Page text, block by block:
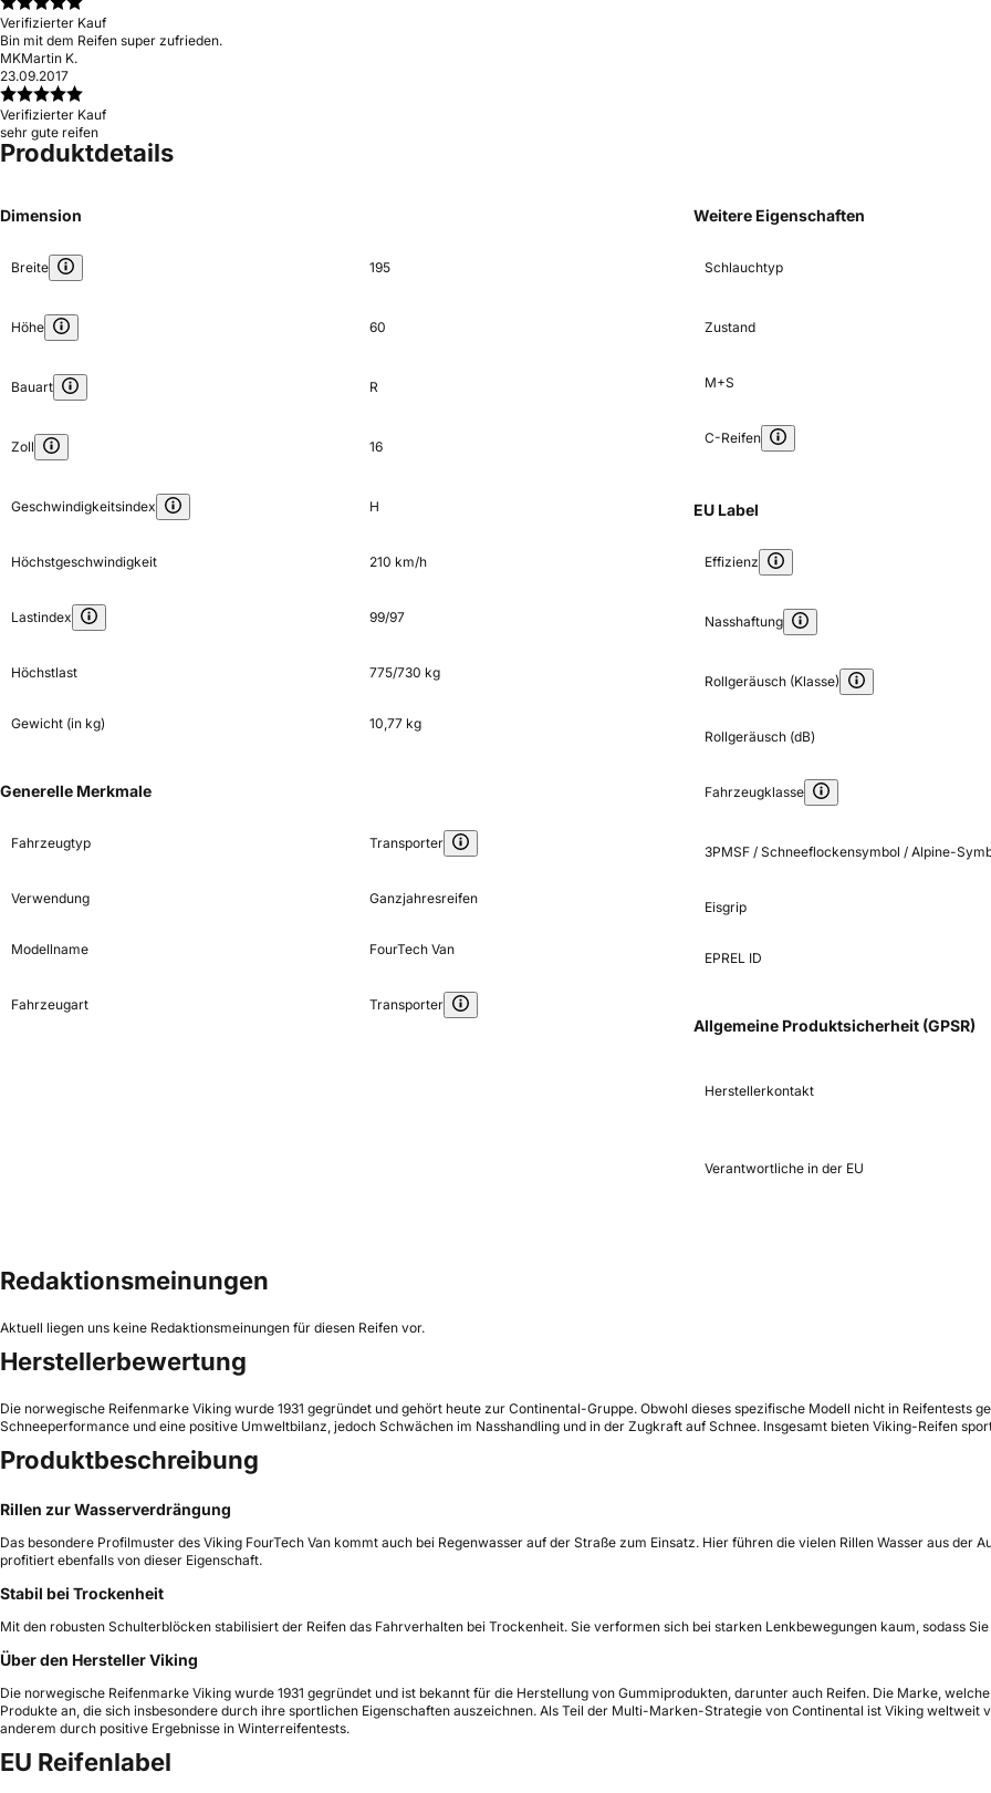
Verifizierter Kauf
Bin mit dem Reifen super zufrieden.
MKMartin K.
23.09.2017
Verifizierter Kauf
sehr gute reifen
Produktdetails
Dimension
Breite 195
Höhe 60
Bauart R
Zoll 16
Geschwindigkeitsindex H
Höchstgeschwindigkeit 210 km/h
Lastindex 99/97
Höchstlast 775/730 kg
Gewicht (in kg) 10,77 kg
Generelle Merkmale
Fahrzeugtyp Transporter
Verwendung Ganzjahresreifen
Modellname FourTech Van
Fahrzeugart Transporter
Weitere Eigenschaften
Schlauchtyp
Zustand
M+S
C-Reifen
EU Label
Effizienz
Nasshaftung
Rollgeräusch (Klasse)
Rollgeräusch (dB)
Fahrzeugklasse
3PMSF / Schneeflockensymbol / Alpine-
Eisgrip
EPREL ID
Allgemeine Produktsicherheit (GPSR)
Herstellerkontakt
Verantwortliche in der EU
Redaktionsmeinungen
Aktuell liegen uns keine Redaktionsmeinungen für diesen Reifen vor.
Herstellerbewertung
Die norwegische Reifenmarke Viking wurde 1931 gegründet und gehört heute zur Continental-Gruppe. Obwohl dieses spezifische Modell nicht in Reifentests
Schneeperformance und eine positive Umweltbilanz, jedoch Schwächen im Nasshandling und in der Zugkraft auf Schnee. Insgesamt bieten Viking-Reifen
Produktbeschreibung
Rillen zur Wasserverdrängung
Das besondere Profilmuster des Viking FourTech Van kommt auch bei Regenwasser auf der Straße zum Einsatz. Hier führen die vielen Rillen Wasser aus der
profitiert ebenfalls von dieser Eigenschaft.
Stabil bei Trockenheit
Mit den robusten Schulterblöcken stabilisiert der Reifen das Fahrverhalten bei Trockenheit. Sie verformen sich bei starken Lenkbewegungen kaum, sodass
Über den Hersteller Viking
Die norwegische Reifenmarke Viking wurde 1931 gegründet und ist bekannt für die Herstellung von Gummiprodukten, darunter auch Reifen. Die Marke,
Produkte an, die sich insbesondere durch ihre sportlichen Eigenschaften auszeichnen. Als Teil der Multi-Marken-Strategie von Continental ist Viking
anderem durch positive Ergebnisse in Winterreifentests.
EU Reifenlabel